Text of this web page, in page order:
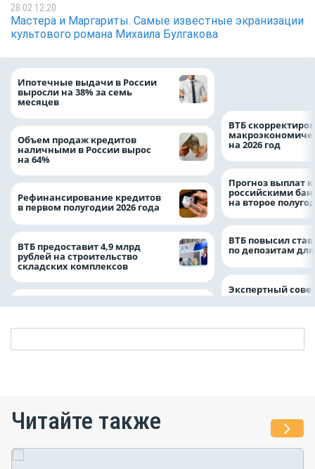
28.02 12:20
Мастера и Маргариты. Самые известные экранизации
культового романа Михаила Булгакова
Ипотечные выдачи в России
выросли на 38% за семь
месяцев
Объем продаж кредитов
наличными в России вырос
на 64%
Рефинансирование кредитов
в первом полугодии 2026 года
ВТБ предоставит 4,9 млрд
рублей на строительство
складских комплексов
ВТБ
на 2026 год
Прогноз выплат
российскими
на второе
ВТБ повысил
по депозитам
Экспертный
Читайте также